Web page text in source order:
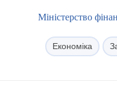
Міністерство
Економіка